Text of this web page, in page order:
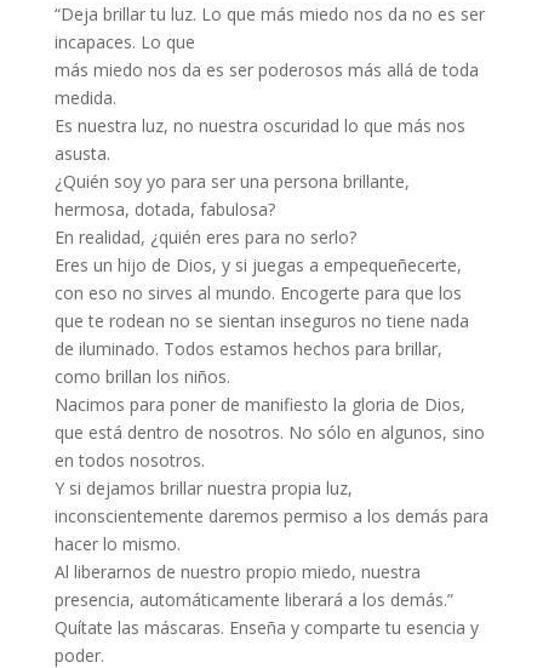
“Deja brillar tu luz. Lo que más miedo nos da no es ser
incapaces. Lo que
más miedo nos da es ser poderosos más allá de toda
medida.
Es nuestra luz, no nuestra oscuridad lo que más nos
asusta.
¿Quién soy yo para ser una persona brillante,
hermosa, dotada, fabulosa?
En realidad, ¿quién eres para no serlo?
Eres un hijo de Dios, y si juegas a empequeñecerte,
con eso no sirves al mundo. Encogerte para que los
que te rodean no se sientan inseguros no tiene nada
de iluminado. Todos estamos hechos para brillar,
como brillan los niños.
Nacimos para poner de manifiesto la gloria de Dios,
que está dentro de nosotros. No sólo en algunos, sino
en todos nosotros.
Y si dejamos brillar nuestra propia luz,
inconscientemente daremos permiso a los demás para
hacer lo mismo.
Al liberarnos de nuestro propio miedo, nuestra
presencia, automáticamente liberará a los demás.”
Quítate las máscaras. Enseña y comparte tu esencia y
poder.